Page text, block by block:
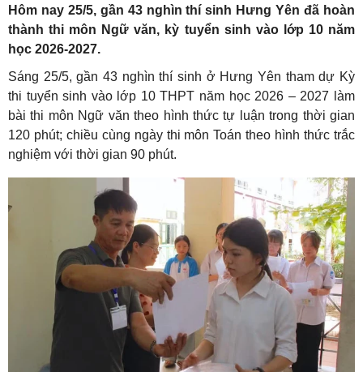
Hôm nay 25/5, gần 43 nghìn thí sinh Hưng Yên đã hoàn
thành thi môn Ngữ văn, kỳ tuyển sinh vào lớp 10 năm
học 2026-2027.
Sáng 25/5, gần 43 nghìn thí sinh ở Hưng Yên tham dự Kỳ
thi tuyển sinh vào lớp 10 THPT năm học 2026 – 2027 làm
bài thi môn Ngữ văn theo hình thức tự luận trong thời gian
120 phút; chiều cùng ngày thi môn Toán theo hình thức trắc
nghiệm với thời gian 90 phút.